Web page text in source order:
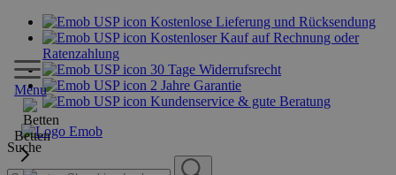
Kostenlose Lieferung und Rücksendung
Kostenloser Kauf auf Rechnung oder
Ratenzahlung
30 Tage Widerrufsrecht
2 Jahre Garantie
Kundenservice & gute Beratung
Suche
Menu
Betten